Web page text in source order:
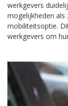
werkgevers
mogelijkheden als
mobiliteitsoptie.
werkgevers om